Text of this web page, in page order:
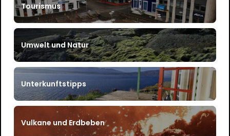
Tourismus
Umwelt und Natur
Unterkunftstipps
Vulkane und Erdbeben